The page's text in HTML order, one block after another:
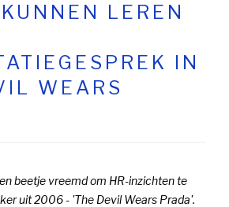
LEREN
IN
WEARS
beetje vreemd om HR-inzichten te
uit 2006 - 'The Devil Wears Prada'.